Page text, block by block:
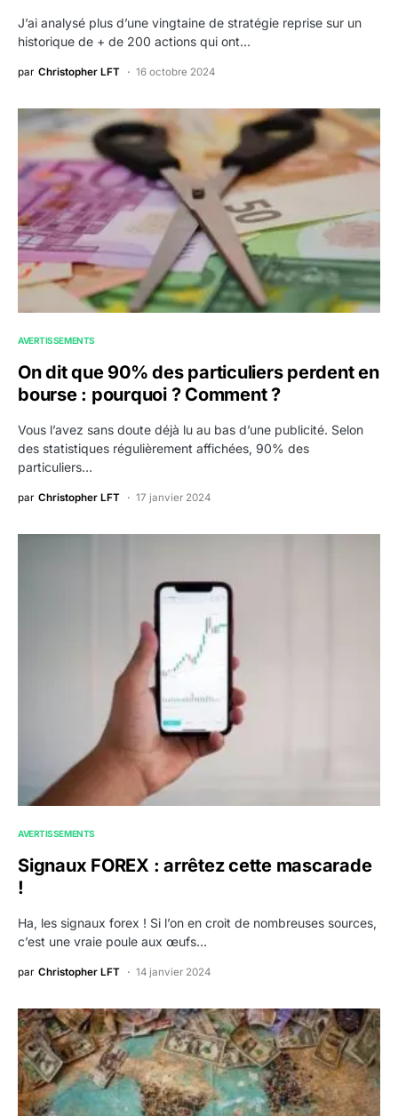
J’ai analysé plus d’une vingtaine de stratégie reprise sur un
historique de + de 200 actions qui ont…
par Christopher LFT 16 octobre 2024
AVERTISSEMENTS
On dit que 90% des particuliers perdent en
bourse : pourquoi ? Comment ?
Vous l’avez sans doute déjà lu au bas d’une publicité. Selon
des statistiques régulièrement affichées, 90% des
particuliers…
par Christopher LFT 17 janvier 2024
AVERTISSEMENTS
Signaux FOREX : arrêtez cette mascarade
!
Ha, les signaux forex ! Si l’on en croit de nombreuses sources,
c’est une vraie poule aux œufs…
par Christopher LFT 14 janvier 2024